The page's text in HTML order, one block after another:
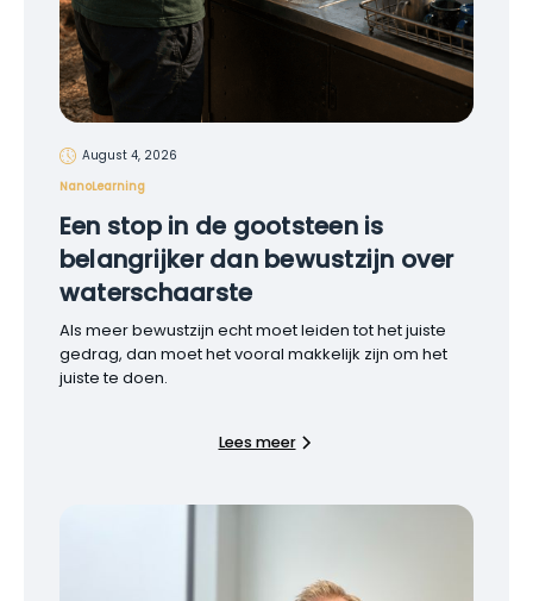
August 4, 2026
NanoLearning
Een stop in de gootsteen is
belangrijker dan bewustzijn over
waterschaarste
Als meer bewustzijn echt moet leiden tot het juiste
gedrag, dan moet het vooral makkelijk zijn om het
juiste te doen.
Lees meer